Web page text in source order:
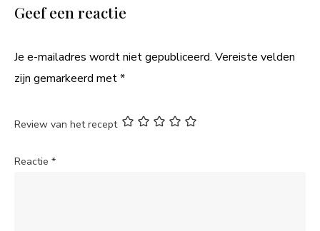
Geef een reactie
Je e-mailadres wordt niet gepubliceerd. Vereiste velden
zijn gemarkeerd met*
Review van het recept
Reactie *